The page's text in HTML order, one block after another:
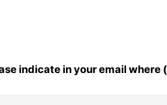
indicate in your email